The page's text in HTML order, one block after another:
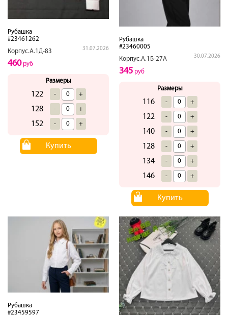
Рубашка
#23461262
Корпус.А.1Д-83
31.07.2026
460руб
Размеры
122 - +
128 - +
152 - +
Купить
Рубашка
#23460005
Корпус.А.1Б-27А
30.07.2026
345 руб
Размеры
116 - +
122 - +
140 - +
128 - +
134 - +
146 - +
Купить
Рубашка
#23459597